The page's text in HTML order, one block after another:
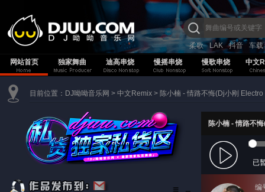
柔歌 LAK 抖音
车载
网站首页
独家舞曲 迪高串烧 慢摇串烧 慢歌串烧 中文
目前位置： DJ呦呦音乐网 > 中文Remix > 陈小楠 - 情路不悔(Dj小刚
陈小楠 - 情路不
已
编